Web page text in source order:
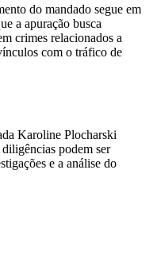
do mandado segue em
a apuração busca
crimes relacionados a
com o tráfico de
Karoline Plocharski
podem ser
e a análise do